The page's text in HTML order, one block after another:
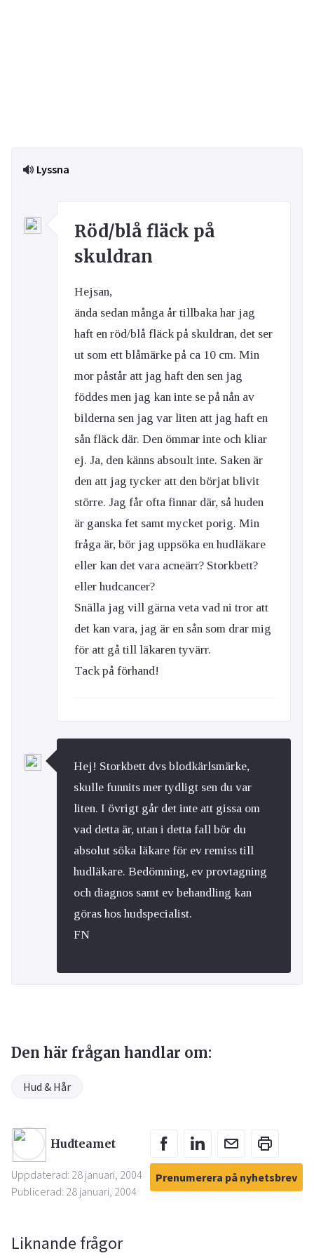
Lyssna
Röd/blå fläck på
skuldran
Hejsan,
ända sedan många år tillbaka har jag
haft en röd/blå fläck på skuldran, det ser
ut som ett blåmärke på ca 10 cm. Min
mor påstår att jag haft den sen jag
föddes men jag kan inte se på nån av
bilderna sen jag var liten att jag haft en
sån fläck där. Den ömmar inte och kliar
ej. Ja, den känns absoult inte. Saken är
den att jag tycker att den börjat blivit
större. Jag får ofta finnar där, så huden
är ganska fet samt mycket porig. Min
fråga är, bör jag uppsöka en hudläkare
eller kan det vara acneärr? Storkbett?
eller hudcancer?
Snälla jag vill gärna veta vad ni tror att
det kan vara, jag är en sån som drar mig
för att gå till läkaren tyvärr.
Tack på förhand!
Hej! Storkbett dvs blodkärlsmärke,
skulle funnits mer tydligt sen du var
liten. I övrigt går det inte att gissa om
vad detta är, utan i detta fall bör du
absolut söka läkare för ev remiss till
hudläkare. Bedömning, ev provtagning
och diagnos samt ev behandling kan
göras hos hudspecialist.
FN
Den här frågan handlar om:
Hud & Hår
Hudteamet
Uppdaterad: 28 januari, 2004
Publicerad: 28 januari, 2004
Prenumerera på nyhetsbrev
Liknande frågor